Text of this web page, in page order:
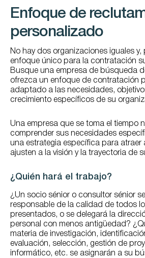
Enfoque de
personalizado
No hay dos organizaciones iguales y,
enfoque único para la contratación
Busque una empresa de búsqueda
ofrezca un enfoque de contratación
adaptado a las necesidades,
crecimiento específicos de su
Una empresa que se toma el tiempo
comprender sus necesidades
una estrategia específica para atraer
ajusten a la visión y la trayectoria de
¿Quién hará el trabajo?
¿Un socio sénior o consultor sénior
responsable de la calidad de todos
presentados, o se delegará la
personal con menos antigüedad?
materia de investigación,
evaluación, selección, gestión de
informático, etc. se asignarán a su